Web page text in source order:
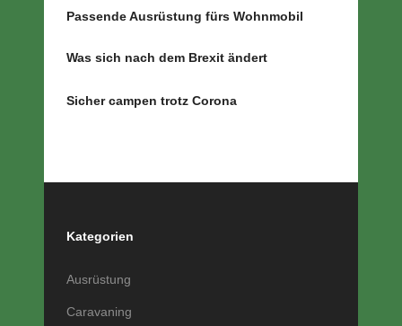
Passende Ausrüstung fürs Wohnmobil
Was sich nach dem Brexit ändert
Sicher campen trotz Corona
Kategorien
Ausrüstung
Caravaning